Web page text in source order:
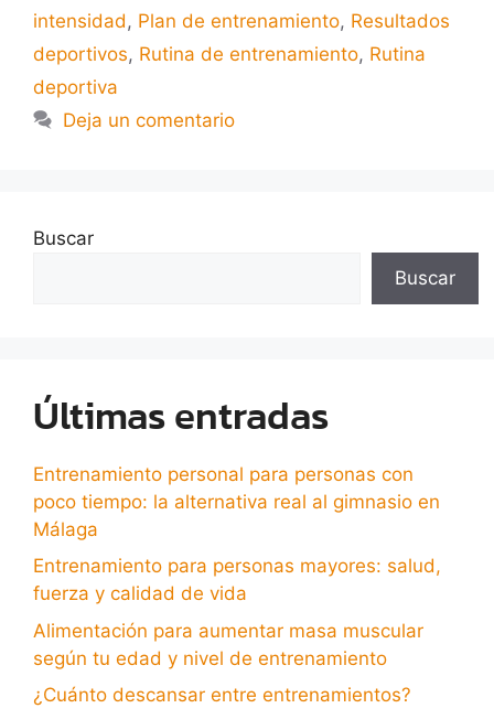
intensidad , Plan de entrenamiento, Resultados
deportivos, Rutina de entrenamiento, Rutina
deportiva
Deja un comentario
Buscar
Buscar
Últimas entradas
Entrenamiento personal para personas con
poco tiempo: la alternativa real al gimnasio en
Málaga
Entrenamiento para personas mayores: salud,
fuerza y calidad de vida
Alimentación para aumentar masa muscular
según tu edad y nivel de entrenamiento
¿Cuánto descansar entre entrenamientos?